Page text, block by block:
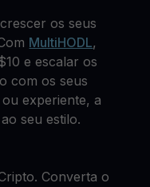
os seus
MultiHODL,
e escalar os
com os seus
experiente, a
seu estilo.
Converta o